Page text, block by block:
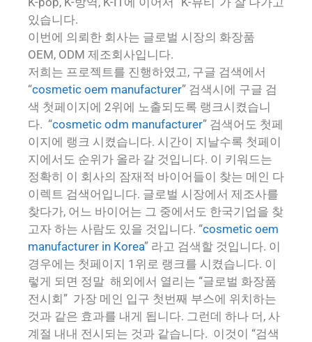
있습니다.
이번에 의뢰한 회사는 글로벌 시장의 화장품
OEM, ODM 제조회사입니다.
저희는 프로젝트를 진행하였고, 구글 검색에서
“cosmetic oem manufacturer” 검색시에 구글 검
색 첫페이지에 2위에 노출되도록 랭크시켰습니
다. “cosmetic odm manufacturer” 검색어도 첫페
이지에 랭크 시켰습니다. 시간이 지날수록 첫페이
지에서도 순위가 올라 갈 것입니다. 이 키워드는
정확히 이 회사의 잠재적 바이어들이 찾는 메인 다
이렉트 검색어입니다. 글로벌 시장에서 제조사를
찾다가, 어느 바이어는 그 중에서도 한국기업을 찾
고자 하는 사람도 있을 것입니다. “cosmetic oem
manufacturer in Korea” 라고 검색할 것입니다. 이
경우에는 첫페이지 1위로 랭크를 시켰습니다. 이
렇게 되면 정말 해외에서 열리는 “글로벌 화장품
전시회” 가장 메인 입구 첫번째 부스에 위치하는
것과 같은 효과를 내게 됩니다. 그런데 하나 더, 사
계절 내내 전시되는 것과 같습니다. 이것이 “검색